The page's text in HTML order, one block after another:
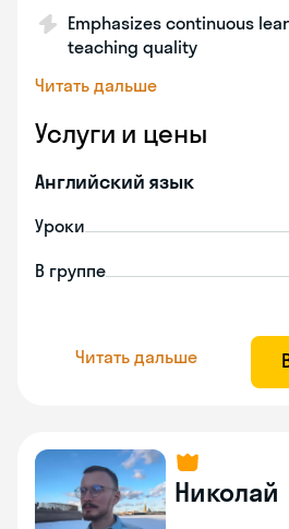
Emphasizes continuous
teaching quality
Читать дальше
Услуги и цены
Английский язык
Уроки
В группе
Читать дальше
Николай